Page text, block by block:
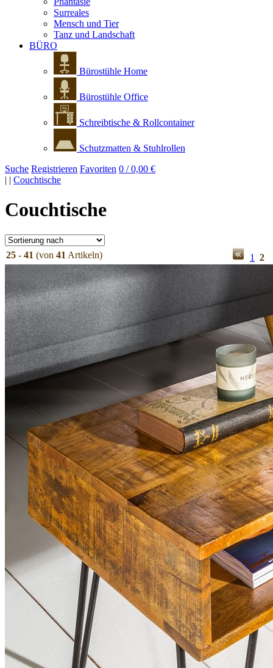
Surreales
Mensch und Tier
Tanz und Landschaft
BÜRO
Bürostühle Home
Bürostühle Office
Schreibtische & Rollcontainer
Schutzmatten & Stuhlrollen
Suche Registrieren Favoriten 0 / 0,00 €
| | Couchtische
Couchtische
25 - 41 (von 41 Artikeln) 1 2